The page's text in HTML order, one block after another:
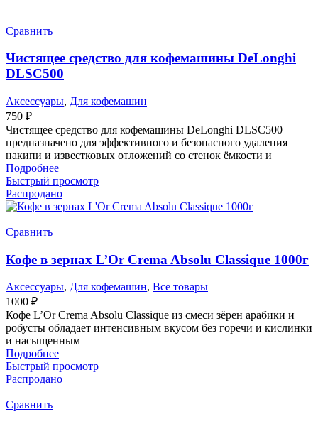
Сравнить
Чистящее средство для кофемашины DeLonghi
DLSC500
Аксессуары, Для кофемашин
750 ₽
Чистящее средство для кофемашины DeLonghi DLSC500
предназначено для эффективного и безопасного удаления
накипи и известковых отложений со стенок ёмкости и
Подробнее
Быстрый просмотр
Распродано
Сравнить
Кофе в зернах L’Or Crema Absolu Classique 1000г
Аксессуары, Для кофемашин, Все товары
1000 ₽
Кофе L’Or Crema Absolu Classique из смеси зёрен арабики и
робусты обладает интенсивным вкусом без горечи и кислинки
и насыщенным
Подробнее
Быстрый просмотр
Распродано
Сравнить